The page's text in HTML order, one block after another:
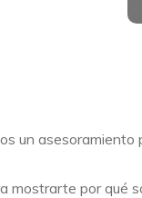
un asesoramiento
mostrarte por qué